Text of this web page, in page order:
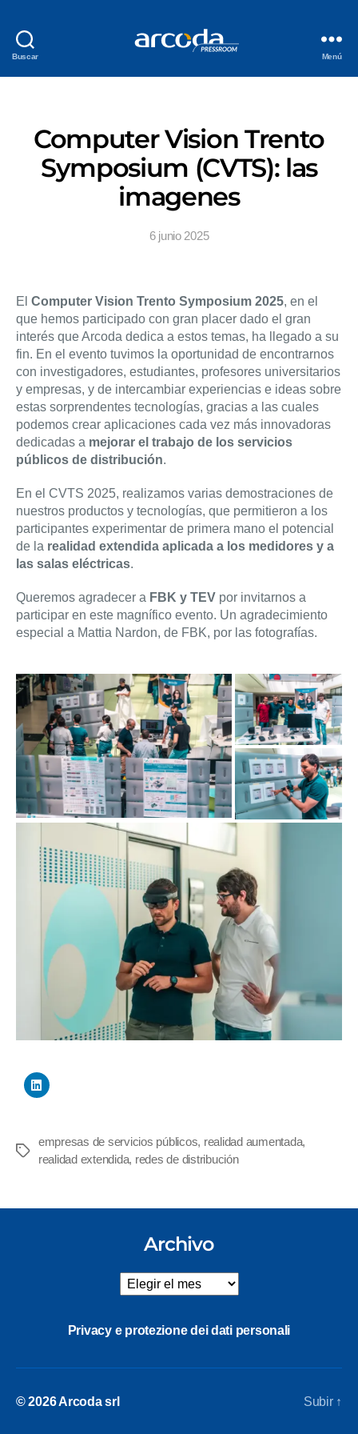
Buscar Menú
Computer Vision Trento
Symposium (CVTS): las
imagenes
6 junio 2025
El Computer Vision Trento Symposium 2025, en el
que hemos participado con gran placer dado el gran
interés que Arcoda dedica a estos temas, ha llegado a su
fin. En el evento tuvimos la oportunidad de encontrarnos
con investigadores, estudiantes, profesores universitarios
y empresas, y de intercambiar experiencias e ideas sobre
estas sorprendentes tecnologías, gracias a las cuales
podemos crear aplicaciones cada vez más innovadoras
dedicadas a mejorar el trabajo de los servicios
públicos de distribución.
En el CVTS 2025, realizamos varias demostraciones de
nuestros productos y tecnologías, que permitieron a los
participantes experimentar de primera mano el potencial
de la realidad extendida aplicada a los medidores y a
las salas eléctricas.
Queremos agradecer a FBK y TEV por invitarnos a
participar en este magnífico evento. Un agradecimiento
especial a Mattia Nardon, de FBK, por las fotografías.
Etiquetas
empresas de servicios públicos, realidad aumentada,
realidad extendida, redes de distribución
Archivo
Privacy e protezione dei dati personali
© 2026Arcoda srl Subir ↑